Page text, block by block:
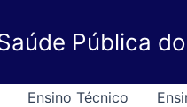
Pública
Ensino Técnico